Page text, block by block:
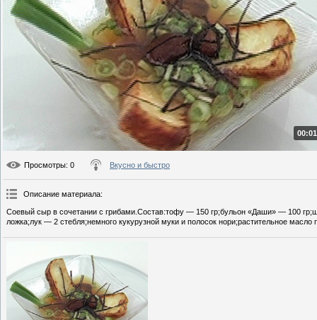
Просмотры: 0 Вкусно и быстро
Описание материала:
Соевый сыр в сочетании с грибами.Состав:тофу — 150 гр;бульон «Даши» — 100
ложка;лук — 2 стебля;немного кукурузной муки и полосок нори;растительное масло